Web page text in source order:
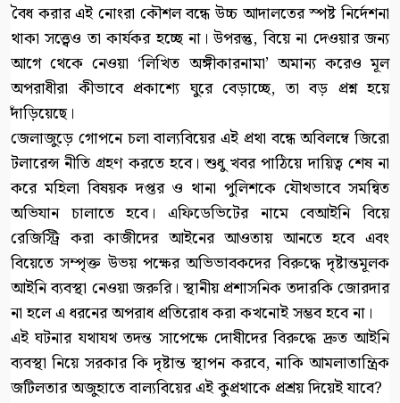
বৈধ করার এই নোংরা কৌশল বন্ধে উচ্চ আদালতের স্পষ্ট নির্দেশনা
থাকা সত্ত্বেও তা কার্যকর হচ্ছে না। উপরন্তু, বিয়ে না দেওয়ার জন্য
আগে থেকে নেওয়া ‘লিখিত অঙ্গীকারনামা’ অমান্য করেও মূল
অপরাধীরা কীভাবে প্রকাশ্যে ঘুরে বেড়াচ্ছে, তা বড় প্রশ্ন হয়ে
দাঁড়িয়েছে।
জেলাজুড়ে গোপনে চলা বাল্যবিয়ের এই প্রথা বন্ধে অবিলম্বে জিরো
টলারেন্স নীতি গ্রহণ করতে হবে। শুধু খবর পাঠিয়ে দায়িত্ব শেষ না
করে মহিলা বিষয়ক দপ্তর ও থানা পুলিশকে যৌথভাবে সমন্বিত
অভিযান চালাতে হবে। এফিডেভিটের নামে বেআইনি বিয়ে
রেজিস্ট্রি করা কাজীদের আইনের আওতায় আনতে হবে এবং
বিয়েতে সম্পৃক্ত উভয় পক্ষের অভিভাবকদের বিরুদ্ধে দৃষ্টান্তমূলক
আইনি ব্যবস্থা নেওয়া জরুরি। স্থানীয় প্রশাসনিক তদারকি জোরদার
না হলে এ ধরনের অপরাধ প্রতিরোধ করা কখনোই সম্ভব হবে না।
এই ঘটনার যথাযথ তদন্ত সাপেক্ষে দোষীদের বিরুদ্ধে দ্রুত আইনি
ব্যবস্থা নিয়ে সরকার কি দৃষ্টান্ত স্থাপন করবে, নাকি আমলাতান্ত্রিক
জটিলতার অজুহাতে বাল্যবিয়ের এই কুপ্রথাকে প্রশ্রয় দিয়েই যাবে?